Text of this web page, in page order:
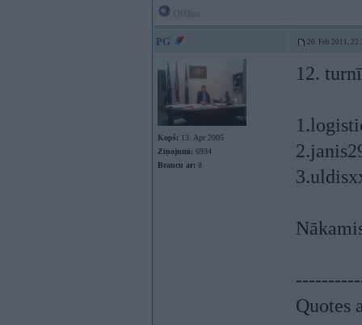
PG 20. Feb 2011,
Kopš: 13. Apr 2005
Ziņojumi: 6934
Braucu ar: 8
12.
Quotes